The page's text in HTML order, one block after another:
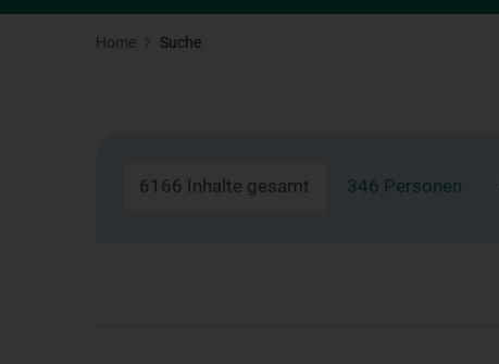
Home Suche
6166 Inhalte gesamt 346 Personen